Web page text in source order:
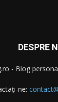
DESPRE
- Blog
ne: